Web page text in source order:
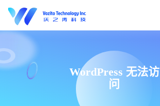
WordPress 无法访
问